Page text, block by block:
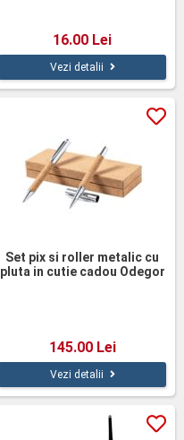
16.00 Lei
Vezi detalii
Set pix si roller metalic cu
pluta in cutie cadou Odegor
145.00 Lei
Vezi detalii